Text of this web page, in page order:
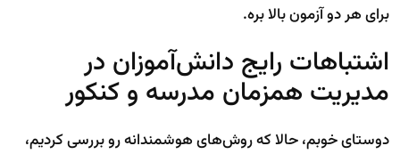
برای هر دو آزمون بالا بره.
اشتباهات رایج دانش‌آموزان در
مدیریت همزمان مدرسه و کنکور
دوستای خوبم، حالا که روش‌های هوشمندانه رو بررسی کردیم،